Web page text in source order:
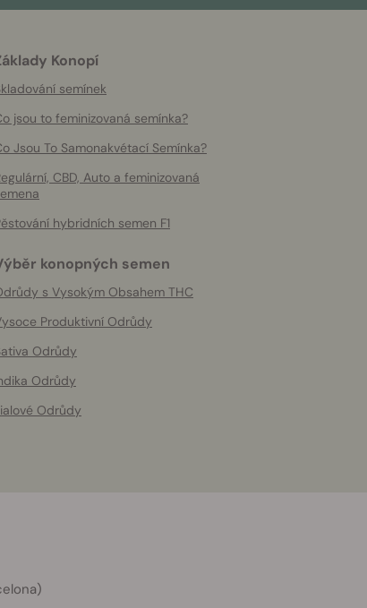
Konopí
semínek
jsou to feminizovaná semínka?
Jsou To Samonakvétací Semínka?
CBD, Auto a feminizovaná
hybridních semen F1
konopných semen
s Vysokým Obsahem THC
Produktivní Odrůdy
Odrůdy
Odrůdy
Odrůdy